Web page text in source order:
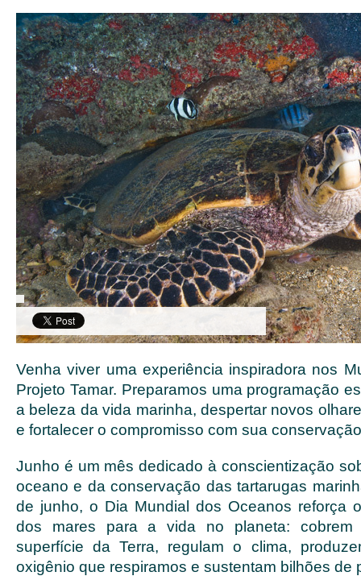
Venha viver uma experiência inspiradora nos
Projeto Tamar. Preparamos uma programação
a beleza da vida marinha, despertar novos
e fortalecer o compromisso com sua
Junho é um mês dedicado à conscientização
oceano e da conservação das tartarugas
de junho, o Dia Mundial dos Oceanos reforça
dos mares para a vida no planeta:
superfície da Terra, regulam o clima,
oxigênio que respiramos e sustentam bilhões de